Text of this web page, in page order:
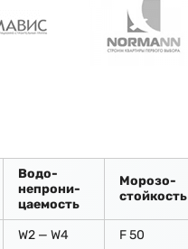
Водо-
непрони-
цаемость
Морозо-
стойкость
W2 — W4 F 50